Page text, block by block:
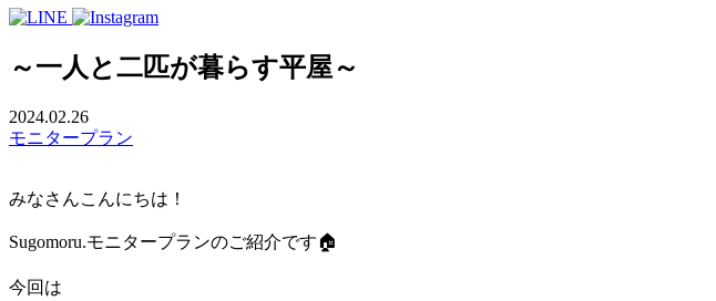
～一人と二匹が暮らす平屋～
2024.02.26
モニタープラン
みなさんこんにちは！
Sugomoru.モニタープランのご紹介です🏠
今回は